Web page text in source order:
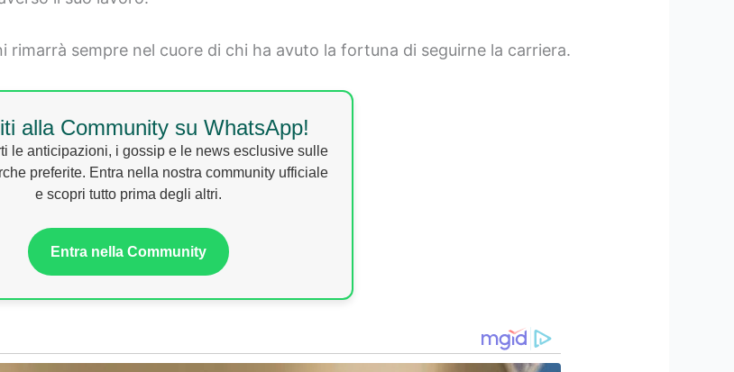
rimarrà sempre nel cuore di chi ha avuto la fortuna di seguirne la carriera.
alla Community su WhatsApp!
le anticipazioni, i gossip e le news esclusive sulle
preferite. Entra nella nostra community ufficiale
e scopri tutto prima degli altri.
Entra nella Community